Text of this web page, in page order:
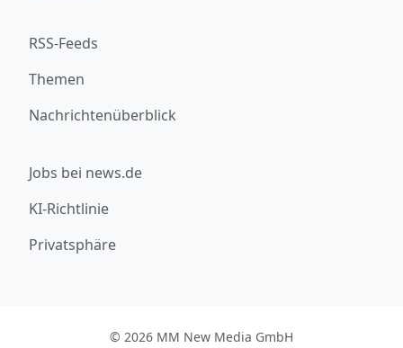
RSS-Feeds
Themen
Nachrichtenüberblick
Jobs bei news.de
KI-Richtlinie
Privatsphäre
© 2026 MM New Media GmbH